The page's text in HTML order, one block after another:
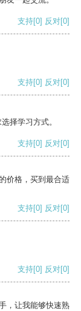
支持[0] 反对[0]
支持[0] 反对[0]
择学习方式。
支持[0] 反对[0]
价格，买到最合适
支持[0] 反对[0]
支持[0] 反对[0]
，让我能够快速熟